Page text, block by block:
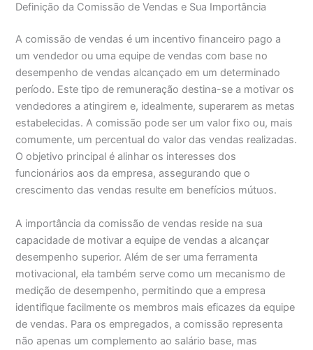
Definição da Comissão de Vendas e Sua Importância
A comissão de vendas é um incentivo financeiro pago a
um vendedor ou uma equipe de vendas com base no
desempenho de vendas alcançado em um determinado
período. Este tipo de remuneração destina-se a motivar os
vendedores a atingirem e, idealmente, superarem as metas
estabelecidas. A comissão pode ser um valor fixo ou, mais
comumente, um percentual do valor das vendas realizadas.
O objetivo principal é alinhar os interesses dos
funcionários aos da empresa, assegurando que o
crescimento das vendas resulte em benefícios mútuos.
A importância da comissão de vendas reside na sua
capacidade de motivar a equipe de vendas a alcançar
desempenho superior. Além de ser uma ferramenta
motivacional, ela também serve como um mecanismo de
medição de desempenho, permitindo que a empresa
identifique facilmente os membros mais eficazes da equipe
de vendas. Para os empregados, a comissão representa
não apenas um complemento ao salário base, mas